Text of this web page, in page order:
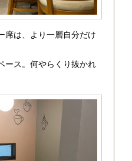
席は、より一層自分だけ
ース。何やらくり抜かれ